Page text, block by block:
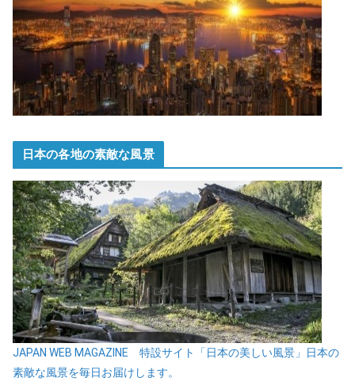
日本の各地の素敵な風景
JAPAN WEB MAGAZINE 特設サイト「日本の美しい風景」日本の
素敵な風景を毎日お届けします。